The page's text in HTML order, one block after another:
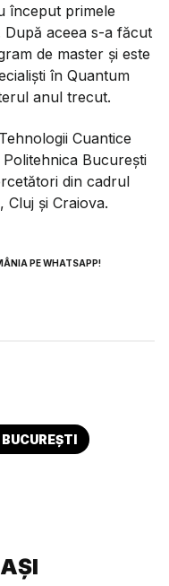
început primele
După aceea s-a făcut
de master și este
în Quantum
anul trecut.
Cuantice
București
din cadrul
Cluj și Craiova.
PE WHATSAPP!